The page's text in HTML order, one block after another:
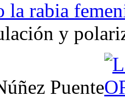
la rabia
y
Puente